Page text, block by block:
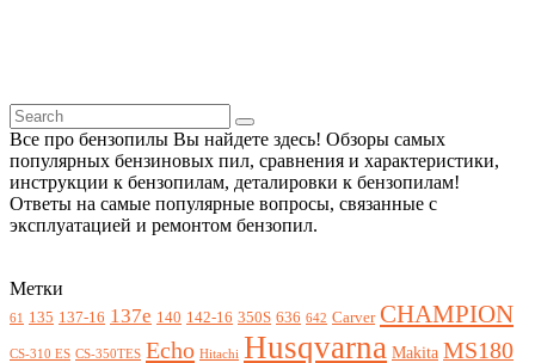
Все про бензопилы Вы найдете здесь! Обзоры самых
популярных бензиновых пил, сравнения и характеристики,
инструкции к бензопилам, деталировки к бензопилам!
Ответы на самые популярные вопросы, связанные с
эксплуатацией и ремонтом бензопил.
Метки
61 135 137-16 137e 140 142-16 350S 636 642 Carver CHAMPION
CS-310 ES CS-350TES Echo Hitachi Husqvarna Makita MS180